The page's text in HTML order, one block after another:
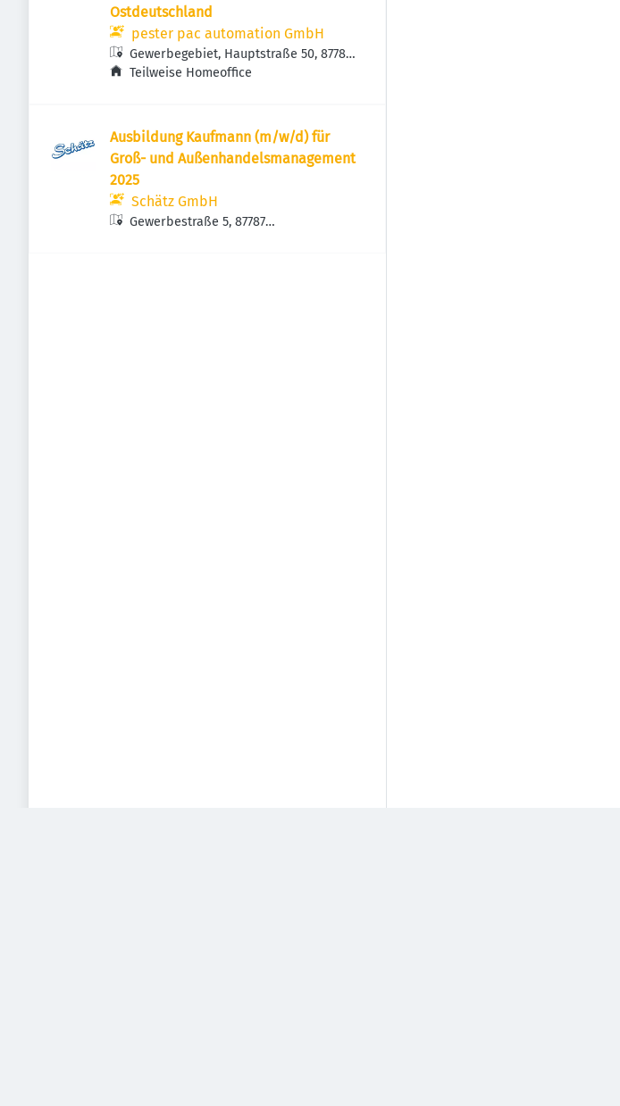
Ostdeutschland
pester pac automation GmbH
Gewerbegebiet, Hauptstraße 50, 87787
Wolfertschwenden, Deutschland
Teilweise Homeoffice
Ausbildung Kaufmann (m/w/d) für
Groß- und Außenhandelsmanagement
2025
Schätz GmbH
Gewerbestraße 5, 87787